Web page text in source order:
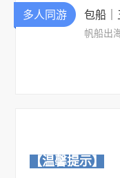
多人同游 包船
帆船出
【温馨提示】